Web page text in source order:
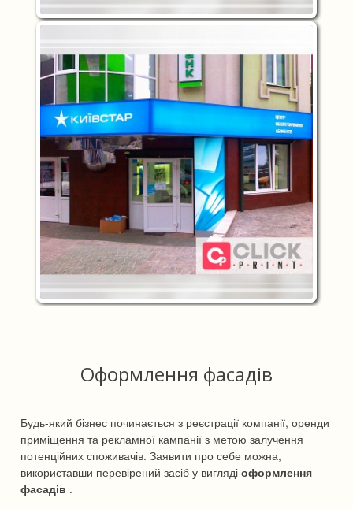
Оформлення фасадів
Будь-який бізнес починається з реєстрації компанії, оренди
приміщення та рекламної кампанії з метою залучення
потенційних споживачів. Заявити про себе можна,
використавши перевірений засіб у виглядіоформлення
фасадів .